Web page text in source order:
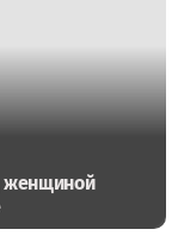
женщиной